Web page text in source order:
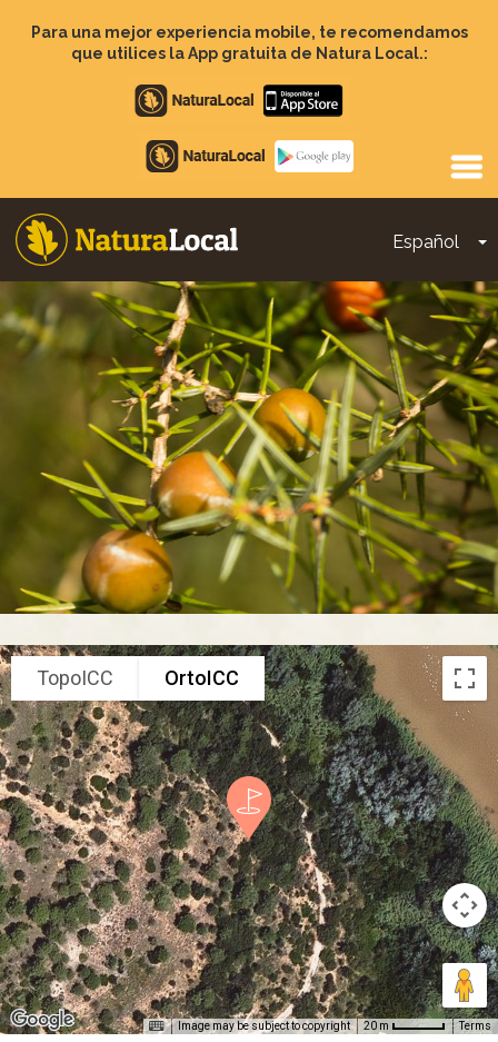
contenido
Para una mejor experiencia mobile, te recomendamos
que utilices la App gratuita de Natura Local.:
Apple
store
Google
Play
Español
Main
navigation
TopoICC OrtoICC
Image may be subject to copyright 20 m Terms